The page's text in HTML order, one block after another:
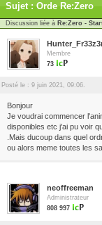
Sujet : Orde Re:Zero
Discussion liée à Re:Zero -
Membre
73
Posté le : 9 juin 2021, 09:06.
Bonjour
Je voudrai commencer
disponibles etc j'ai pu voir
.Mais ducoup dans quel
ou alors meme toutes les
neoffreeman
Administrateur
808 997